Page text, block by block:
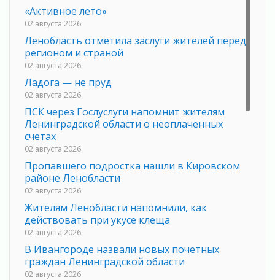
«Активное лето»
02 августа 2026
Ленобласть отметила заслуги жителей перед
регионом и страной
02 августа 2026
Ладога — не пруд
02 августа 2026
ПСК через Гослуслуги напомнит жителям
Ленинградской области о неоплаченных
счетах
02 августа 2026
Пропавшего подростка нашли в Кировском
районе Ленобласти
02 августа 2026
Жителям Ленобласти напомнили, как
действовать при укусе клеща
02 августа 2026
В Ивангороде назвали новых почетных
граждан Ленинградской области
02 августа 2026